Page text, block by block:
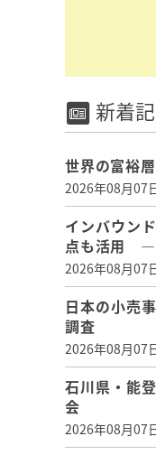
新着
世界の富裕
2026年08月07
インバウン
点も活用 ―
2026年08月07
日本の小売
調査
2026年08月07
石川県・能
会
2026年08月07